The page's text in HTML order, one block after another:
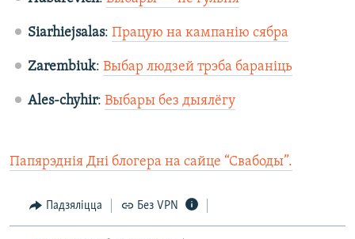
Siarhiejsalas: Працую на кампанію сябра
Zarembiuk: Выбар людзей трэба бараніць
Ales-chyhir: Выбары без дыялёгу
Папярэднія Дні блогера на сайце “Свабоды”.
Падзяліцца Без VPN